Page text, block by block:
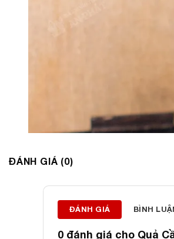
ĐÁNH GIÁ (0)
ĐÁNH GIÁ BÌNH
0 đánh giá cho Quả